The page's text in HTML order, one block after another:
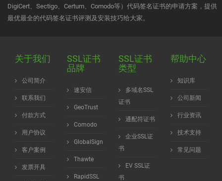
DigiCert、Sectigo、Certum、Comodo等）代码签名证书的申请方案，提供
最优最全的代码签名证书评测及安装技巧给大家。
关于我们
公司简介
联系我们
付款方式
用户协议
客户案例
发票开具
SSL证书
品牌
速安信
GeoTrust
Comodo
GlobalSign
Thawte
RapidSSL
SSL证书
类型
多域名SSL
证书
通配符证书
企业SSL证
书
EV SSL证
书
帮助中心
知识库
公司新闻
行业资讯
技术支持
常见问题